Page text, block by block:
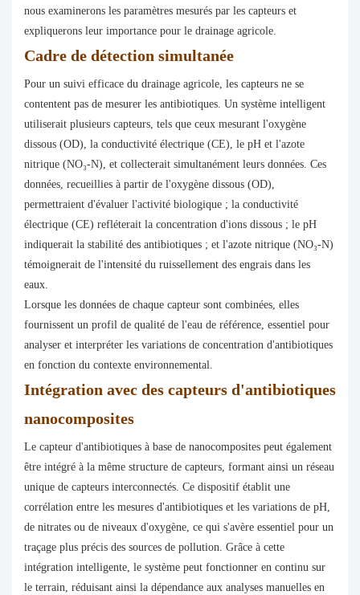
nous examinerons les paramètres mesurés par les capteurs et
expliquerons leur importance pour le drainage agricole.
Cadre de détection simultanée
Pour un suivi efficace du drainage agricole, les capteurs ne se
contentent pas de mesurer les antibiotiques. Un système intelligent
utiliserait plusieurs capteurs, tels que ceux mesurant l'oxygène
dissous (OD), la conductivité électrique (CE), le pH et l'azote
nitrique (NO₃-N), et collecterait simultanément leurs données. Ces
données, recueillies à partir de l'oxygène dissous (OD),
permettraient d'évaluer l'activité biologique ; la conductivité
électrique (CE) refléterait la concentration d'ions dissous ; le pH
indiquerait la stabilité des antibiotiques ; et l'azote nitrique (NO₃-N)
témoignerait de l'intensité du ruissellement des engrais dans les
eaux.
Lorsque les données de chaque capteur sont combinées, elles
fournissent un profil de qualité de l'eau de référence, essentiel pour
analyser et interpréter les variations de concentration d'antibiotiques
en fonction du contexte environnemental.
Intégration avec des capteurs d'antibiotiques
nanocomposites
Le capteur d'antibiotiques à base de nanocomposites peut également
être intégré à la même structure de capteurs, formant ainsi un réseau
unique de capteurs interconnectés. Ce dispositif établit une
corrélation entre les mesures d'antibiotiques et les variations de pH,
de nitrates ou de niveaux d'oxygène, ce qui s'avère essentiel pour un
traçage plus précis des sources de pollution. Grâce à cette
intégration intelligente, le système peut fonctionner en continu sur
le terrain, réduisant ainsi la dépendance aux analyses manuelles en